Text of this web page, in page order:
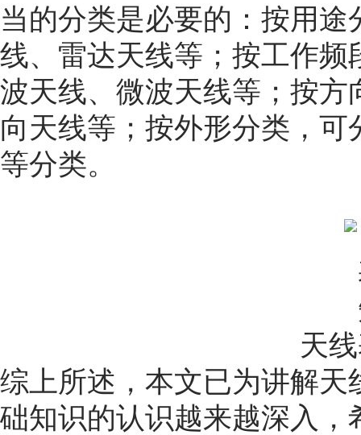
当的分类是必要的：按用
线、雷达天线等；按工作
波天线、微波天线等；按
向天线等；按外形分类，
等分类。
天
综上所述，本文已为讲解
础知识的认识越来越深入